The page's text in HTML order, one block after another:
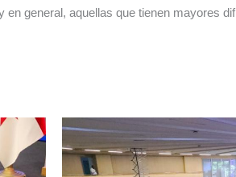
general, aquellas que tienen mayores